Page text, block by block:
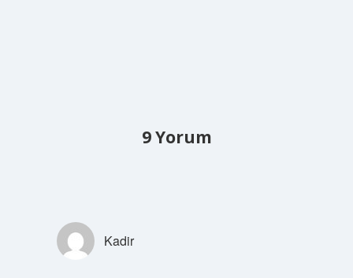
9 Yorum
Kadir